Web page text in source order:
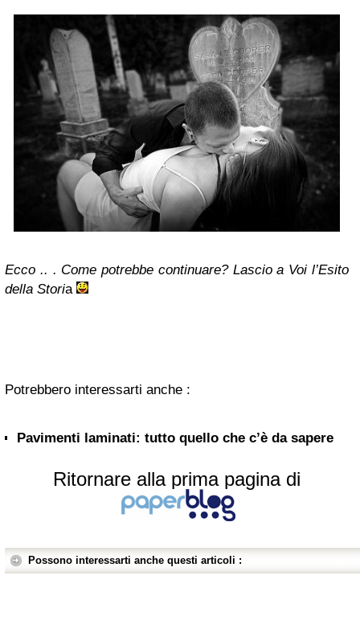
Ecco .. . Come potrebbe continuare? Lascio a Voi l’Esito
della Storia
Potrebbero interessarti anche :
Pavimenti laminati: tutto quello che c’è da sapere
Ritornare alla prima pagina di
Possono interessarti anche questi articoli :